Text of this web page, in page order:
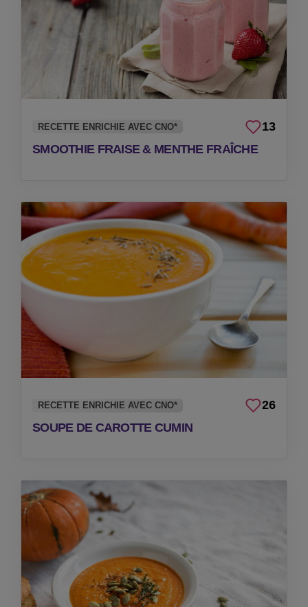
RECETTE ENRICHIE AVEC CNO*
13
SMOOTHIE FRAISE & MENTHE FRAÎCHE
RECETTE ENRICHIE AVEC CNO*
26
SOUPE DE CAROTTE CUMIN